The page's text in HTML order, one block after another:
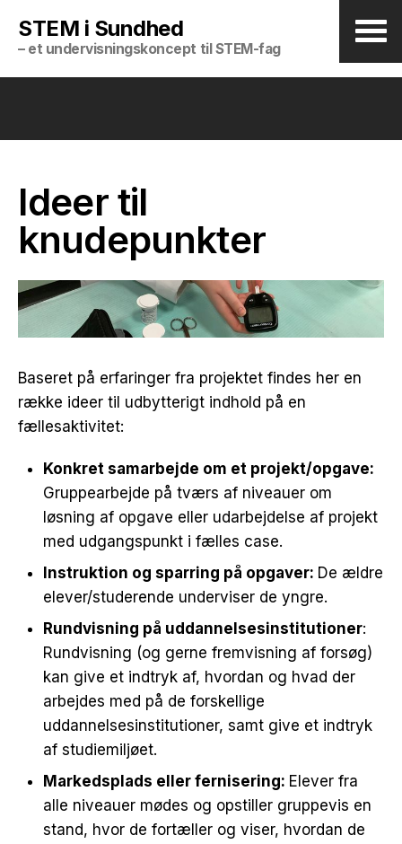
STEM i Sundhed
– et undervisningskoncept til STEM-fag
Ideer til
knudepunkter
Baseret på erfaringer fra projektet findes her en
række ideer til udbytterigt indhold på en
fællesaktivitet:
Konkret samarbejde om et projekt/opgave:
Gruppearbejde på tværs af niveauer om
løsning af opgave eller udarbejdelse af projekt
med udgangspunkt i fælles case.
Instruktion og sparring på opgaver: De ældre
elever/studerende underviser de yngre.
Rundvisning på uddannelsesinstitutioner:
Rundvisning (og gerne fremvisning af forsøg)
kan give et indtryk af, hvordan og hvad der
arbejdes med på de forskellige
uddannelsesinstitutioner, samt give et indtryk
af studiemiljøet.
Markedsplads eller fernisering: Elever fra
alle niveauer mødes og opstiller gruppevis en
stand, hvor de fortæller og viser, hvordan de